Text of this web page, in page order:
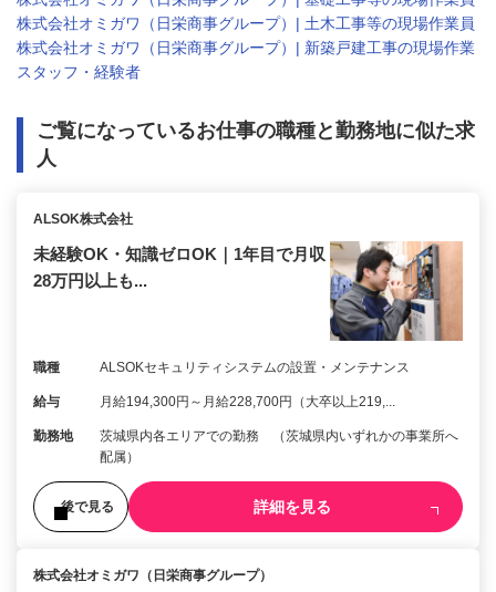
株式会社オミガワ（日栄商事グループ）| 土木工事等の現場作業員
株式会社オミガワ（日栄商事グループ）| 新築戸建工事の現場作業
スタッフ・経験者
ご覧になっているお仕事の職種と勤務地に似た求
人
ALSOK株式会社
未経験OK・知識ゼロOK｜1年目で月収
28万円以上も...
職種 ALSOKセキュリティシステムの設置・メンテナンス
給与 月給194,300円～月給228,700円（大卒以上219,...
勤務地
茨城県内各エリアでの勤務 （茨城県内いずれかの事業所へ
配属）
後で見る 詳細を見る
株式会社オミガワ（日栄商事グループ）